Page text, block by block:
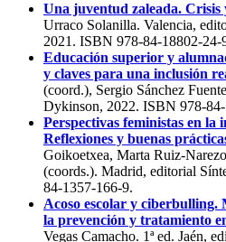
Una juventud zaleada. Crisis
Urraco Solanilla. Valencia,
2021. ISBN 978-84-18802-24-
Educación superior y
y claves para una inclusión
(coord.), Sergio Sánchez
Dykinson, 2022. ISBN 978-
Perspectivas feministas en la
Reflexiones y buenas
Goikoetxea, Marta Ruiz-
(coords.). Madrid, editorial
84-1357-166-9.
Acoso escolar y ciberbulling.
la prevención y tratamiento
Vegas Camacho. 1ª ed. Jaén,